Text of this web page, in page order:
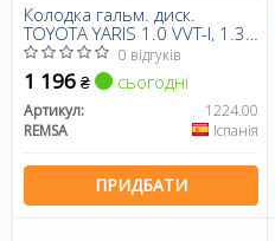
Колодка гальм. диск.
TOYOTA YARIS 1.0 VVT-I, 1.3
VVT-I, 1.4D-4D 01/06 -
передн. (вир-во REMSA)
0 відгуків
1 196 ₴ сьогодні
Артикул:
1224.00
REMSA
Іспанія
ПРИДБАТИ